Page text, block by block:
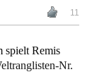
11
spielt Remis
Nr.